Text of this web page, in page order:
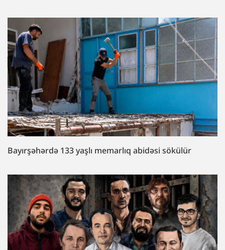
Bayırşəhərdə 133 yaşlı memarlıq abidəsi sökülür